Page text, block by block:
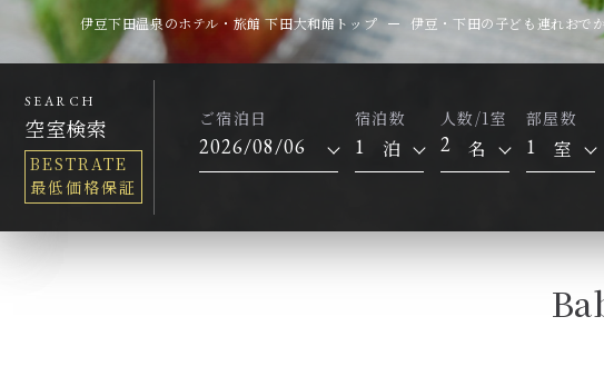
SEARCH
空室検索
BESTRATE
最低価格保証
ご宿泊日 宿泊数
泊
人数/1室
2 名
部屋数
室
伊豆下田温泉のホテル・旅館 下田大和館トップ 伊豆・下田の子ども連れおで